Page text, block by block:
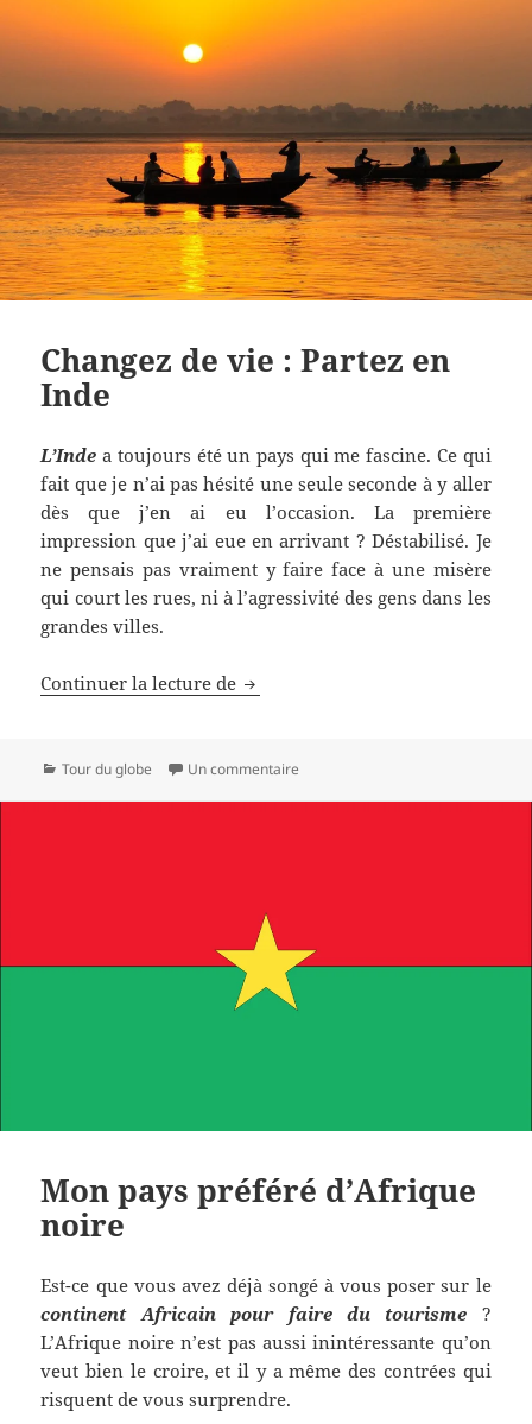
Changez de vie : Partez en
Inde
L’Inde a toujours été un pays qui me fascine. Ce qui
fait que je n’ai pas hésité une seule seconde à y aller
dès que j’en ai eu l’occasion. La première
impression que j’ai eue en arrivant ? Déstabilisé. Je
ne pensais pas vraiment y faire face à une misère
qui court les rues, ni à l’agressivité des gens dans les
grandes villes.
Continuer la lecture de Changez de vie : Partez en Inde
Catégories
Tour du globe Un commentaire
Mon pays préféré d’Afrique
noire
Est-ce que vous avez déjà songé à vous poser sur le
continent Africain pour faire du tourisme ?
L’Afrique noire n’est pas aussi inintéressante qu’on
veut bien le croire, et il y a même des contrées qui
risquent de vous surprendre.